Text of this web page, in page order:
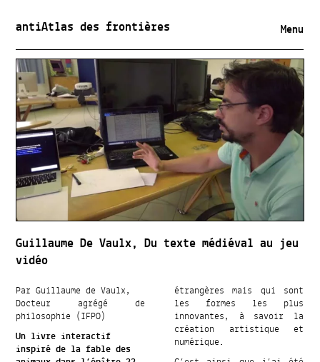
antiAtlas des frontières Menu
Guillaume De Vaulx, Du texte médiéval au jeu
vidéo
Par Guillaume de Vaulx,
Docteur agrégé de
philosophie (IFPO)
Un livre interactif
inspiré de la fable des
étrangères mais qui sont
les formes les plus
innovantes, à savoir la
création artistique et
numérique.